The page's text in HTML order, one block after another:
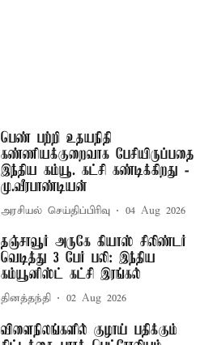
பெண் பற்றி உதயநிதி
கண்ணியக்குறைவாக பேசியிருப்பதை
இந்திய கம்யூ. கட்சி கண்டிக்கிறது -
மு.வீரபாண்டியன்
அரசியல் செய்திப்பிரிவு 04 Aug 2026
தஞ்சாவூர் அருகே கியாஸ் சிலிண்டர்
வெடித்து 3 பேர் பலி: இந்திய
கம்யூனிஸ்ட் கட்சி இரங்கல்
தினத்தந்தி 02 Aug 2026
விளைநிலங்களில் குழாய் பதிக்கும்